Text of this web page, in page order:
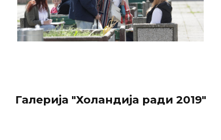
Галерија "Холандија ради 2019"